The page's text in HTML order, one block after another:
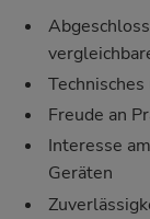
Freude an
Interesse
Geräten